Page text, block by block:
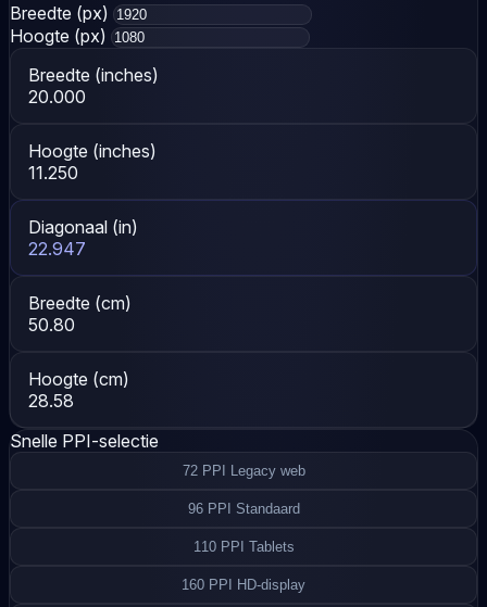
Breedte (px)
Hoogte (px)
Breedte (inches)
20.000
Hoogte (inches)
11.250
Diagonaal (in)
22.947
Breedte (cm)
50.80
Hoogte (cm)
28.58
Snelle PPI-selectie
72 PPI Legacy web
96 PPI Standaard
110 PPI Tablets
160 PPI HD-display